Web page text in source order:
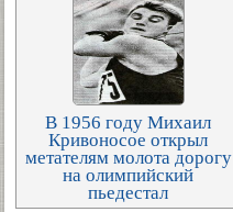
В 1956 году Михаил
Кривоносое открыл
метателям молота дорогу
на олимпийский
пьедестал